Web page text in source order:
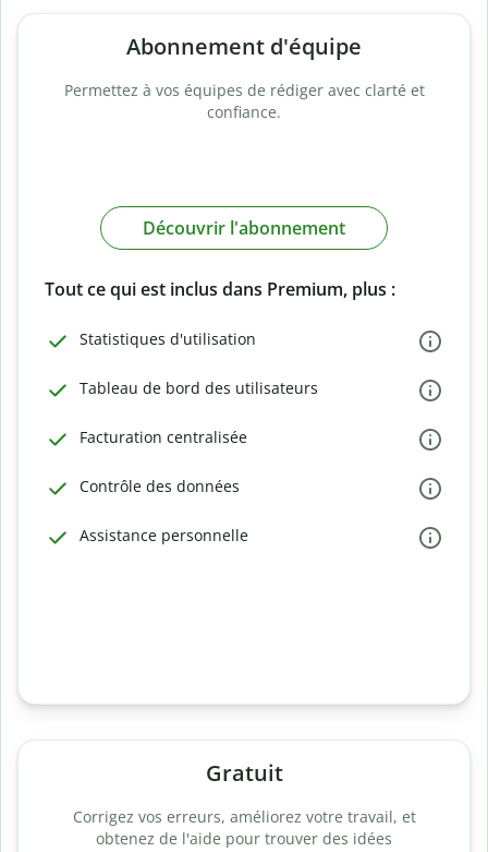
Abonnement d'équipe
Permettez à vos équipes de rédiger avec clarté et
confiance.
Découvrir l'abonnement
Tout ce qui est inclus dans Premium, plus :
Statistiques d'utilisation
Tableau de bord des utilisateurs
Facturation centralisée
Contrôle des données
Assistance personnelle
Gratuit
Corrigez vos erreurs, améliorez votre travail, et
obtenez de l'aide pour trouver des idées